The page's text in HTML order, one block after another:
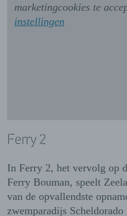
Ferry 2
In Ferry 2, het vervolg op
Ferry Bouman, speelt
van de opvallendste
zwemparadijs
marketingcookies te
instellingen